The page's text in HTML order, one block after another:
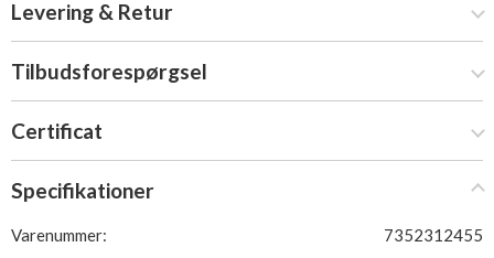
Levering & Retur
Tilbudsforespørgsel
Certificat
Specifikationer
Varenummer:
7352312455